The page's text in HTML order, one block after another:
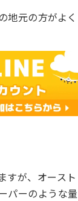
地元の方がよく
すが、オースト
パーのような量